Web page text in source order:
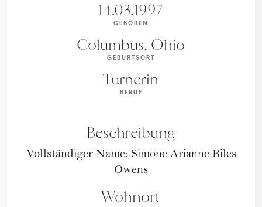
GEBOREN
14.03.1997
GEBURTSORT
Columbus, Ohio
BERUF
Turnerin
Beschreibung
Vollständiger Name: Simone Arianne Biles
Owens
Wohnort